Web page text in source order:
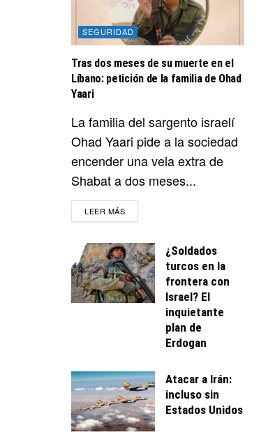
SEGURIDAD
Tras dos meses de su muerte en el
Líbano: petición de la familia de Ohad
Yaari
La familia del sargento israelí
Ohad Yaari pide a la sociedad
encender una vela extra de
Shabat a dos meses...
LEER MÁSDETAILS
¿Soldados
turcos en la
frontera con
Israel? El
inquietante
plan de
Erdogan
Atacar a Irán:
incluso sin
Estados Unidos